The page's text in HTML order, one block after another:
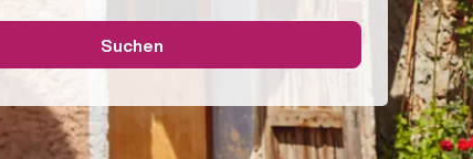
Suchen